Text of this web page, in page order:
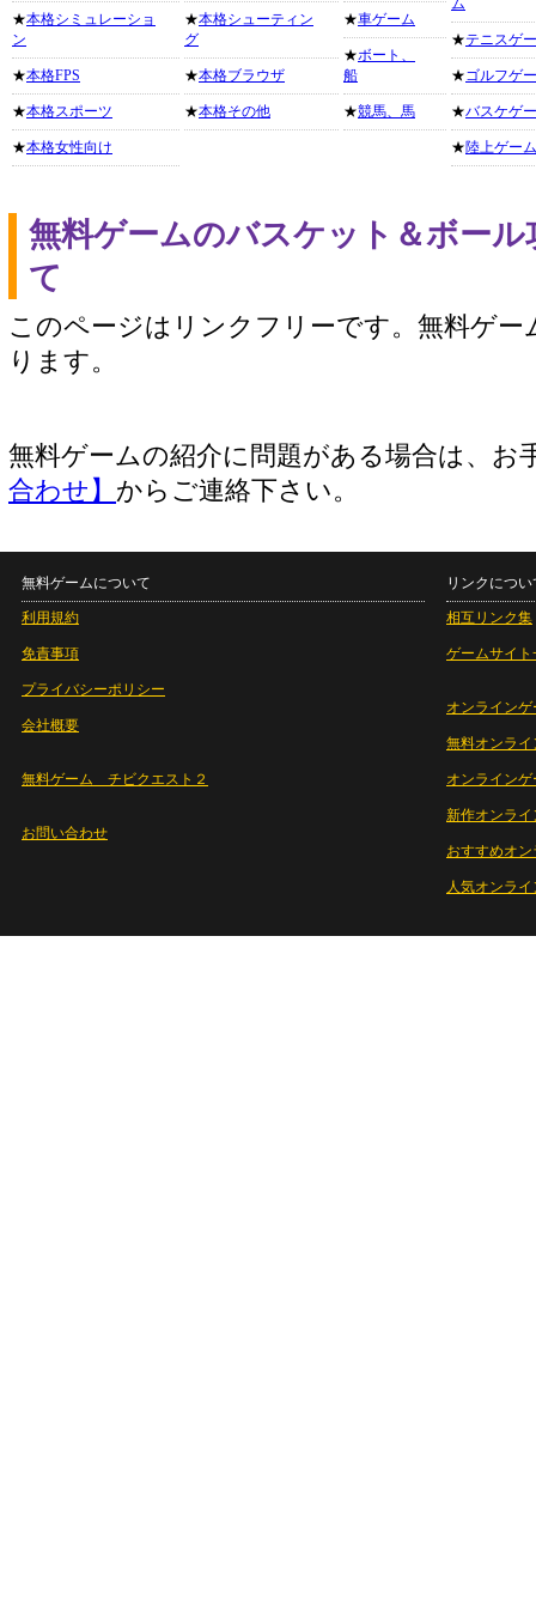
★本格シミュレーショ
ン
★本格FPS
★本格スポーツ
★本格女性向け
★本格シューティン
グ
★本格ブラウザ
★本格その他
★車ゲーム
★ボート、
船
★競馬、馬
ム
★テニスゲ
★ゴルフゲ
★バスケゲ
★陸上ゲーム
無料ゲームのバスケット＆ボー
て
このページはリンクフリーです。無料ゲー
ります。
無料ゲームの紹介に問題がある場合は、お
合わせ】 からご連絡下さい。
無料ゲームについて
利用規約
免責事項
プライバシーポリシー
会社概要
無料ゲーム チビクエスト２
お問い合わせ
リンクについ
相互リンク集
ゲームサイト
オンラインゲ
無料オンライ
オンライン
新作オンライ
おすすめオ
人気オンラ